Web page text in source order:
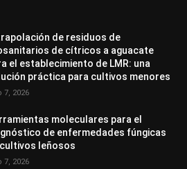
de residuos de
de cítricos a aguacate
el establecimiento de LMR: una
práctica para cultivos menores
7, 2026
moleculares para el
de enfermedades fúngicas
leñosos
7, 2026